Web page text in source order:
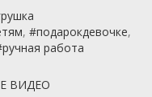
, #подарокдевочке,
работа
ВИДЕО